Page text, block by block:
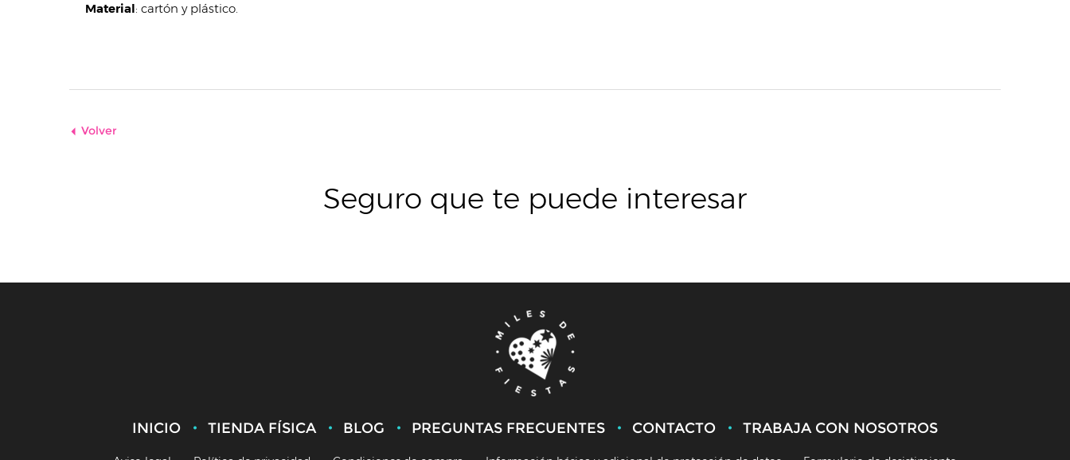
Material: cartón y plástico.
Volver
Seguro que te puede interesar
INICIO TIENDA FÍSICA BLOG PREGUNTAS FRECUENTES CONTACTO TRABAJA CON NOSOTROS